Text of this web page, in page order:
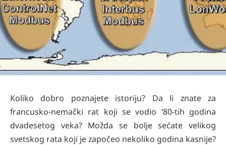
Koliko dobro poznajete istoriju? Da li znate za
francusko-nemački rat koji se vodio ‘80-tih godina
dvadesetog veka? Možda se bolje sećate velikog
svetskog rata koji je započeo nekoliko godina kasnije?